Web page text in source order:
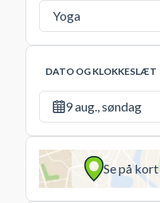
Yoga
DATO OG KLOKKESLÆT
9 aug., søndag
Se på kort